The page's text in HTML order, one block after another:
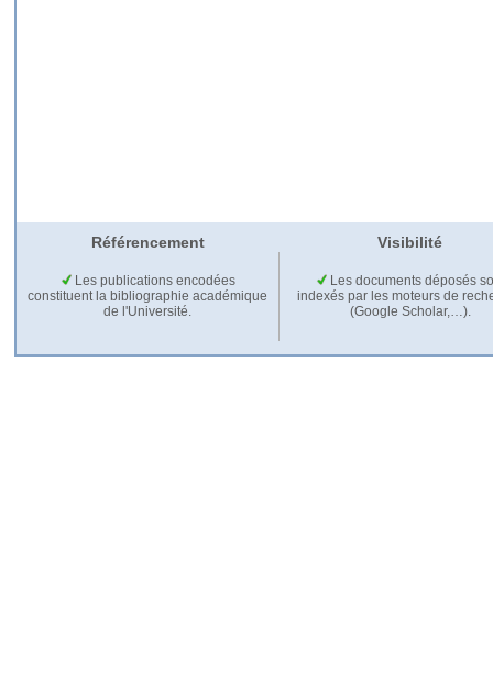
Référencement Visibilité
Les publications encodées
constituent la bibliographie académique
de l'Université.
Les documents déposés
indexés par les moteurs de
(Google Scholar,…).